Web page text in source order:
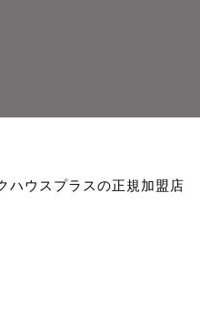
ハウスプラスの正規加盟店